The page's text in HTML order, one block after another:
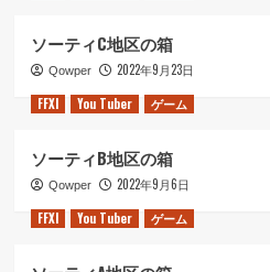
ソーティC地区の箱
Qowper
2022年9月23日
FFXI
You Tuber ゲーム
ソーティB地区の箱
Qowper
2022年9月6日
FFXI
You Tuber ゲーム